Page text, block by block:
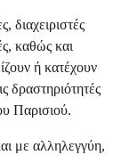
διαχειριστές
καθώς και
ή κατέχουν
δραστηριότητές
Παρισιού.
με αλληλεγγύη,